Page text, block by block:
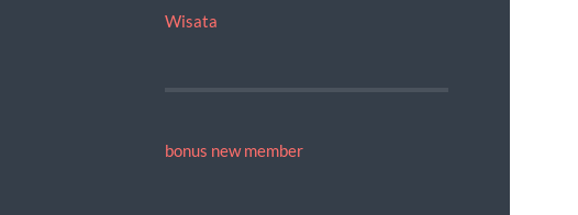
Wisata
bonus new member